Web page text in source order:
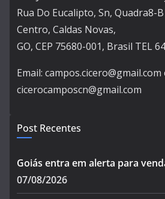
Rua Do Eucalipto, Sn, Quadra8-
Centro, Caldas Novas,
GO, CEP 75680-001, Brasil TEL
Email: campos.cicero@gmail.com
cicerocamposcn@gmail.com
Post Recentes
Goiás entra em alerta para
07/08/2026